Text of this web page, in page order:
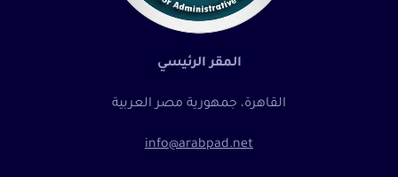
المقر الرئيسي
القاهرة، جمهورية مصر العربية
info@arabpad.net